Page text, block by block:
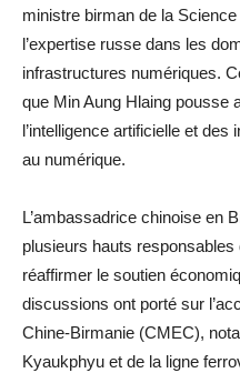
ministre birman de la
l’expertise russe dans les
infrastructures numériques.
que Min Aung Hlaing pousse
l’intelligence artificielle et
au numérique.
L’ambassadrice chinoise en
plusieurs hauts
réaffirmer le soutien
discussions ont porté sur
Chine-Birmanie (CMEC),
Kyaukphyu et de la ligne